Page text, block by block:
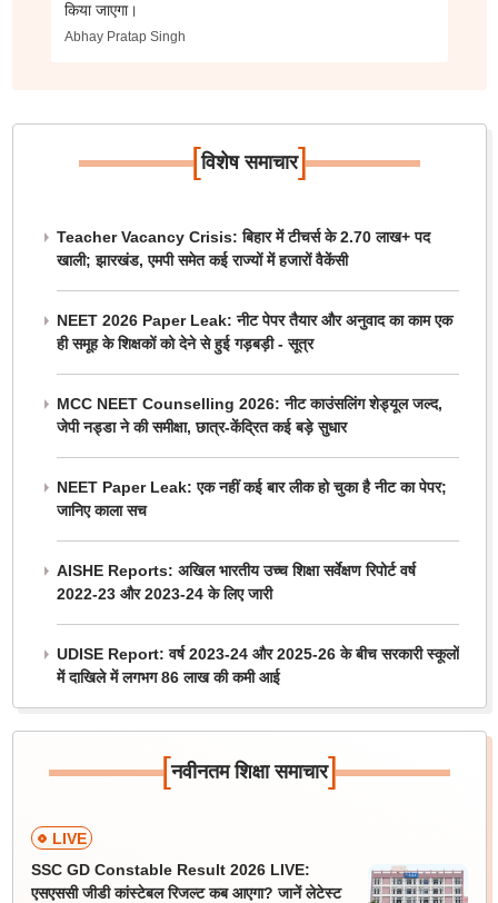
किया जाएगा।
Abhay Pratap Singh
[विशेष समाचार]
Teacher Vacancy Crisis: बिहार में टीचर्स के 2.70 लाख+ पद
खाली; झारखंड, एमपी समेत कई राज्यों में हजारों वैकेंसी
NEET 2026 Paper Leak: नीट पेपर तैयार और अनुवाद का काम एक
ही समूह के शिक्षकों को देने से हुई गड़बड़ी - सूत्र
MCC NEET Counselling 2026: नीट काउंसलिंग शेड्यूल जल्द,
जेपी नड्डा ने की समीक्षा, छात्र-केंद्रित कई बड़े सुधार
NEET Paper Leak: एक नहीं कई बार लीक हो चुका है नीट का पेपर;
जानिए काला सच
AISHE Reports: अखिल भारतीय उच्च शिक्षा सर्वेक्षण रिपोर्ट वर्ष
2022-23 और 2023-24 के लिए जारी
UDISE Report: वर्ष 2023-24 और 2025-26 के बीच सरकारी स्कूलों
में दाखिले में लगभग 86 लाख की कमी आई
[नवीनतम शिक्षा समाचार]
LIVE
SSC GD Constable Result 2026 LIVE:
एसएससी जीडी कांस्टेबल रिजल्ट कब आएगा? जानें लेटेस्ट